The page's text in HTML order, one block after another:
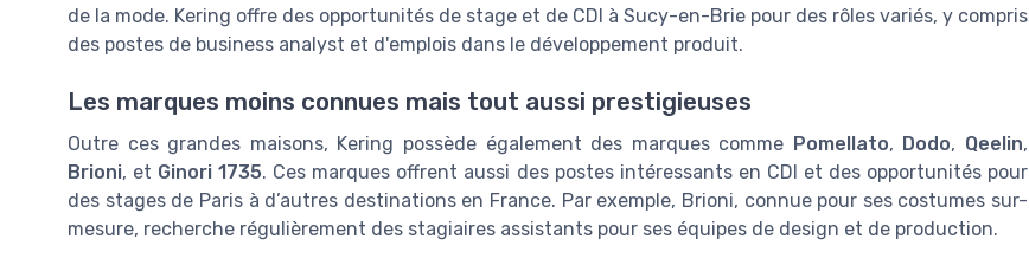
de la mode. Kering offre des opportunités de stage et de CDI à Sucy-en-Brie pour des rôles variés, y compris
des postes de business analyst et d'emplois dans le développement produit.
Les marques moins connues mais tout aussi prestigieuses
Outre ces grandes maisons, Kering possède également des marques comme Pomellato, Dodo, Qeelin,
Brioni, et Ginori 1735. Ces marques offrent aussi des postes intéressants en CDI et des opportunités pour
des stages de Paris à d’autres destinations en France. Par exemple, Brioni, connue pour ses costumes sur-
mesure, recherche régulièrement des stagiaires assistants pour ses équipes de design et de production.